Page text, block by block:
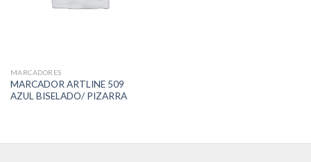
MARCADORES
MARCADOR ARTLINE 509
AZUL BISELADO/ PIZARRA